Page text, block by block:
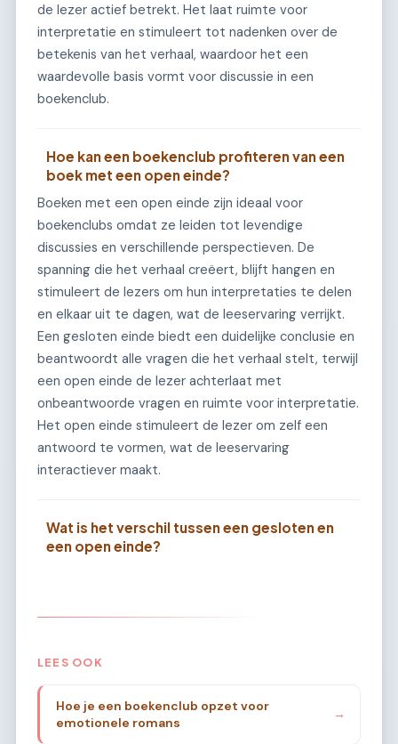
de lezer actief betrekt. Het laat ruimte voor
interpretatie en stimuleert tot nadenken over de
betekenis van het verhaal, waardoor het een
waardevolle basis vormt voor discussie in een
boekenclub.
Hoe kan een boekenclub profiteren van een
boek met een open einde?
Boeken met een open einde zijn ideaal voor
boekenclubs omdat ze leiden tot levendige
discussies en verschillende perspectieven. De
spanning die het verhaal creëert, blijft hangen en
stimuleert de lezers om hun interpretaties te delen
en elkaar uit te dagen, wat de leeservaring verrijkt.
Een gesloten einde biedt een duidelijke conclusie en
beantwoordt alle vragen die het verhaal stelt, terwijl
een open einde de lezer achterlaat met
onbeantwoorde vragen en ruimte voor interpretatie.
Het open einde stimuleert de lezer om zelf een
antwoord te vormen, wat de leeservaring
interactiever maakt.
Wat is het verschil tussen een gesloten en
een open einde?
LEES OOK
Hoe je een boekenclub opzet voor
emotionele romans
→